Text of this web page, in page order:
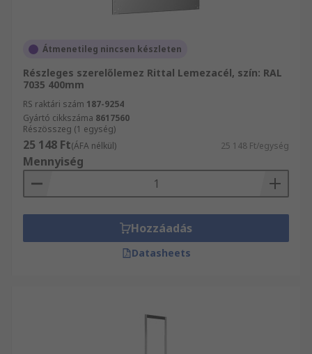
Átmenetileg nincsen készleten
Részleges szerelőlemez Rittal Lemezacél, szín: RAL
7035 400mm
RS raktári szám 187-9254
Gyártó cikkszáma 8617560
Részösszeg (1 egység)
25 148 Ft(ÁFA nélkül) 25 148 Ft/egység
Mennyiség
Hozzáadás
Datasheets